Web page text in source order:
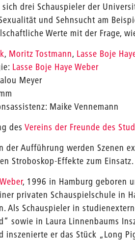
drei Schauspieler der
und Sehnsucht am
Werte mit der Frage,
, Moritz Tostmann, Lasse Boje
Lasse Boje Haye Weber
Meyer
Maike Vennemann
des Vereins der Freunde des
der Aufführung werden Szenen
Stroboskop-Effekte zum Einsatz.
, 1996 in Hamburg geboren
privaten Schauspielschule in
Als Schauspieler in
sowie in Laura Linnenbaums
inszenierte er das Stück „Long